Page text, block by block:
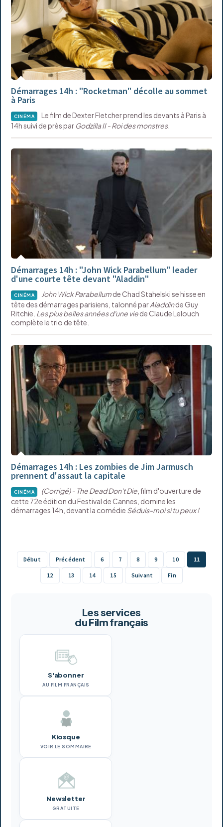
Démarrages 14h : "Rocketman" décolle au sommet
à Paris
CINÉMA
Le film de Dexter Fletcher prend les devants à Paris à
14h suivi de près par Godzilla II - Roi des monstres.
Démarrages 14h : "John Wick Parabellum" leader
d'une courte tête devant "Aladdin"
CINÉMA John Wick Parabellumde Chad Stahelski se hisse en
tête des démarrages parisiens, talonné parAladdinde Guy
Ritchie. Les plus belles années d'une viede Claude Lelouch
complète le trio de tête.
Démarrages 14h : Les zombies de Jim Jarmusch
prennent d'assaut la capitale
CINÉMA (Corrigé) - The Dead Don't Die , film d'ouverture de
cette 72e édition du Festival de Cannes, domine les
démarrages 14h, devant la comédie Séduis-moi si tu peux !
Début Précédent 6 7 8 9 10 11
12 13 14 15 Suivant Fin
Les services
du Film français
S'abonner
AU FILM FRANÇAIS
Kiosque
VOIR LE SOMMAIRE
Newsletter
GRATUITE